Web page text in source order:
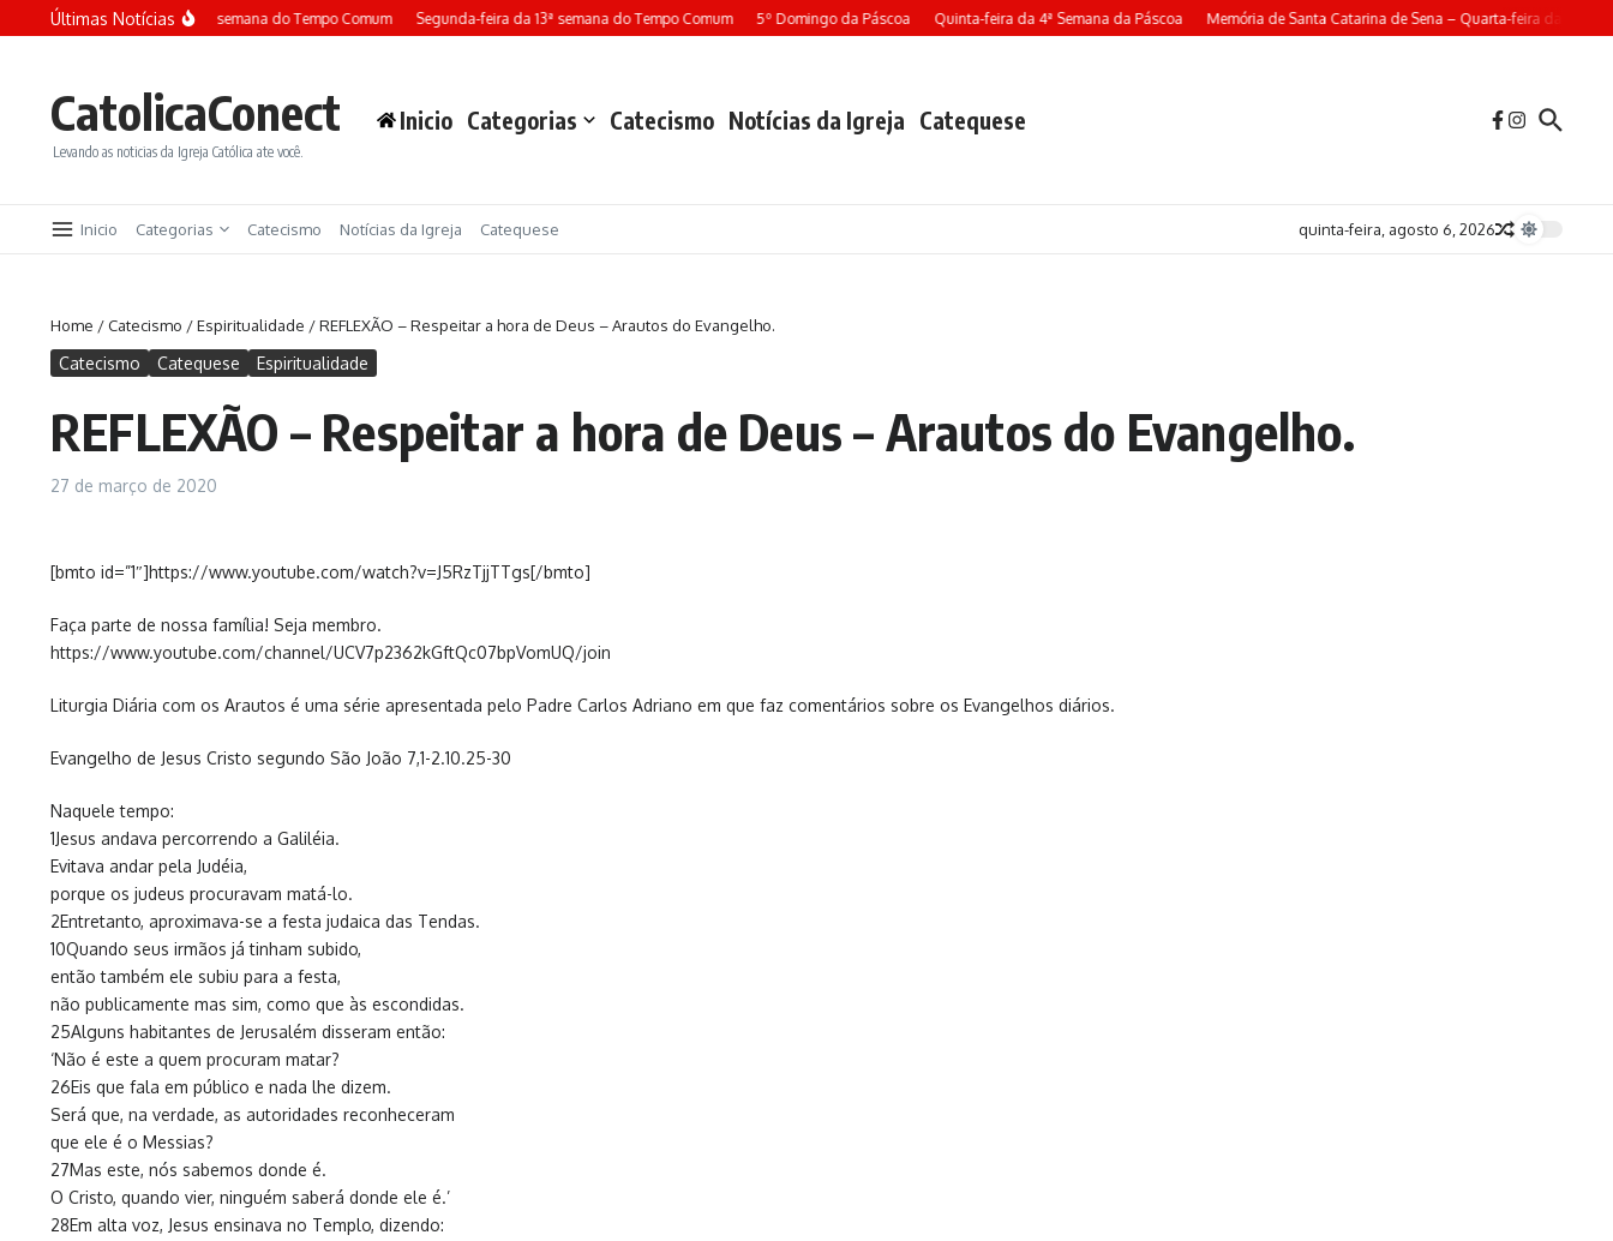
Ir para o conteúdo
Últimas Notícias
Terça-feira da 13ª semana do Tempo Comum Segunda-feira da 13ª semana do Tempo Comum 5º Domingo da Páscoa Quinta-feira da 4ª Semana da Páscoa Memória de Santa Catarina de Sena – Quarta-feira da 4ª
CatolicaConect
Levando as noticias da Igreja Católica ate você.
Inicio Categorias Catecismo Notícias da Igreja Catequese
Inicio Categorias Catecismo Notícias da Igreja Catequese quinta-feira, agosto 6, 2026
Home /Catecismo /Espiritualidade /REFLEXÃO – Respeitar a hora de Deus – Arautos do Evangelho.
Catecismo Catequese Espiritualidade
REFLEXÃO – Respeitar a hora de Deus – Arautos do Evangelho.
27 de março de 2020
[bmto id=”1″]https://www.youtube.com/watch?v=J5RzTjjTTgs[/bmto]
Faça parte de nossa família! Seja membro.
https://www.youtube.com/channel/UCV7p2362kGftQc07bpVomUQ/join
Liturgia Diária com os Arautos é uma série apresentada pelo Padre Carlos Adriano em que faz comentários sobre os Evangelhos diários.
Evangelho de Jesus Cristo segundo São João 7,1-2.10.25-30
Naquele tempo:
1Jesus andava percorrendo a Galiléia.
Evitava andar pela Judéia,
porque os judeus procuravam matá-lo.
2Entretanto, aproximava-se a festa judaica das Tendas.
10Quando seus irmãos já tinham subido,
então também ele subiu para a festa,
não publicamente mas sim, como que às escondidas.
25Alguns habitantes de Jerusalém disseram então:
‘Não é este a quem procuram matar?
26Eis que fala em público e nada lhe dizem.
Será que, na verdade, as autoridades reconheceram
que ele é o Messias?
27Mas este, nós sabemos donde é.
O Cristo, quando vier, ninguém saberá donde ele é.’
28Em alta voz, Jesus ensinava no Templo, dizendo: